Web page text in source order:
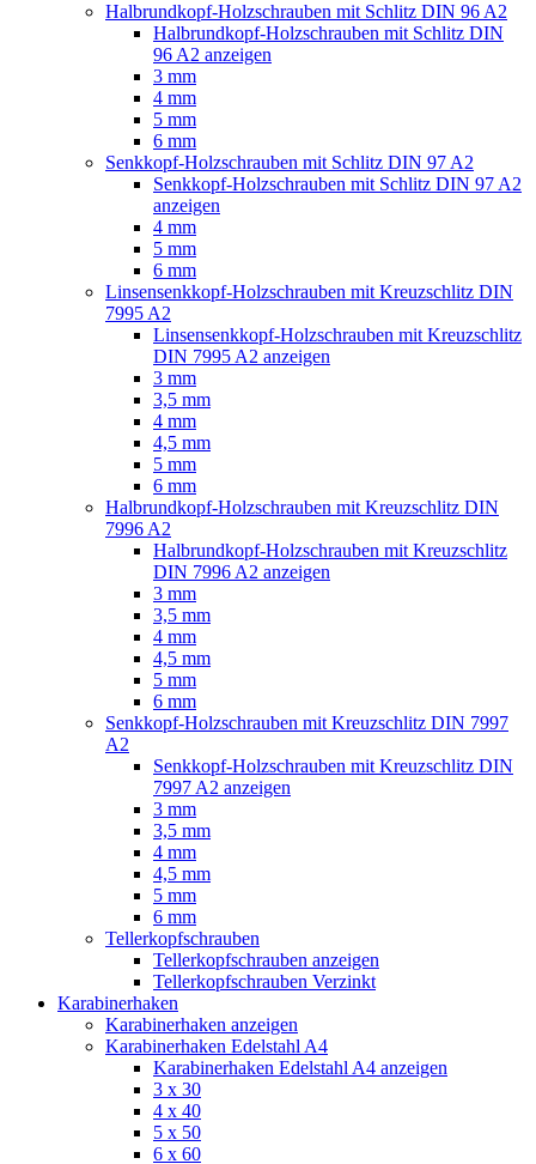
Halbrundkopf-Holzschrauben mit Schlitz DIN 96 A2
Halbrundkopf-Holzschrauben mit Schlitz DIN
96 A2 anzeigen
3 mm
4 mm
5 mm
6 mm
Senkkopf-Holzschrauben mit Schlitz DIN 97 A2
Senkkopf-Holzschrauben mit Schlitz DIN 97 A2
anzeigen
4 mm
5 mm
6 mm
Linsensenkkopf-Holzschrauben mit Kreuzschlitz DIN
7995 A2
Linsensenkkopf-Holzschrauben mit Kreuzschlitz
DIN 7995 A2 anzeigen
3 mm
3,5 mm
4 mm
4,5 mm
5 mm
6 mm
Halbrundkopf-Holzschrauben mit Kreuzschlitz DIN
7996 A2
Halbrundkopf-Holzschrauben mit Kreuzschlitz
DIN 7996 A2 anzeigen
3 mm
3,5 mm
4 mm
4,5 mm
5 mm
6 mm
Senkkopf-Holzschrauben mit Kreuzschlitz DIN 7997
A2
Senkkopf-Holzschrauben mit Kreuzschlitz DIN
7997 A2 anzeigen
3 mm
3,5 mm
4 mm
4,5 mm
5 mm
6 mm
Tellerkopfschrauben
Tellerkopfschrauben anzeigen
Tellerkopfschrauben Verzinkt
Karabinerhaken
Karabinerhaken anzeigen
Karabinerhaken Edelstahl A4
Karabinerhaken Edelstahl A4 anzeigen
3 x 30
4 x 40
5 x 50
6 x 60